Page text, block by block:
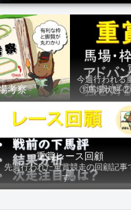
考察
今週行われる
①馬場状態 ②
ファクターか
馬を導き、追
最終
重賞レース回顧
先週行われた重賞競走の回顧記事
す。